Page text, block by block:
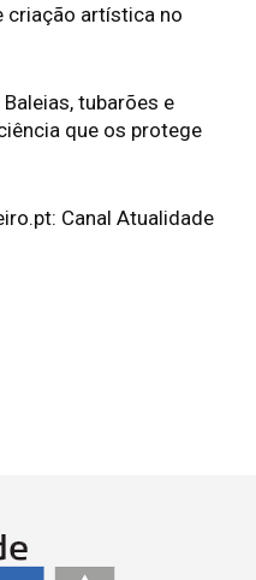
criação artística no
tubarões e
que os protege
Canal Atualidade